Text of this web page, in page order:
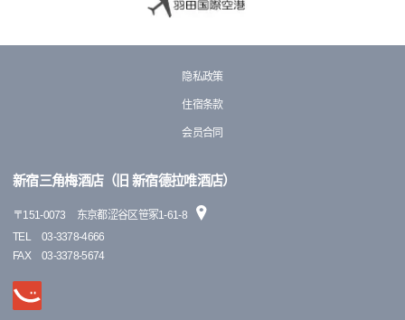
隐私政策
住宿条款
会员合同
新宿三角梅酒店（旧 新宿德拉唯酒店）
〒151-0073
东京都涩谷区笹冢1-61-8
TEL
03-3378-4666
FAX
03-3378-5674